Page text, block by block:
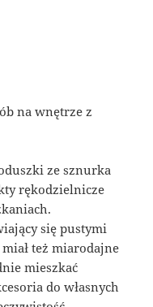
na wnętrze z
ze sznurka
rękodzielnicze
się pustymi
też miarodajne
mieszkać
do własnych